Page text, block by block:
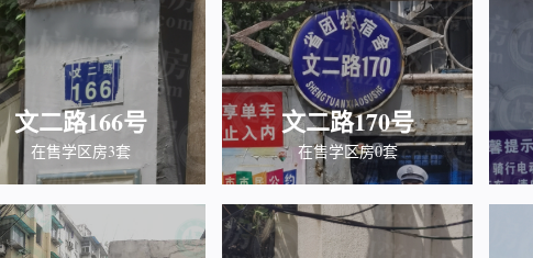
文二路166号
在售学区房3套
文二路170号
在售学区房0套